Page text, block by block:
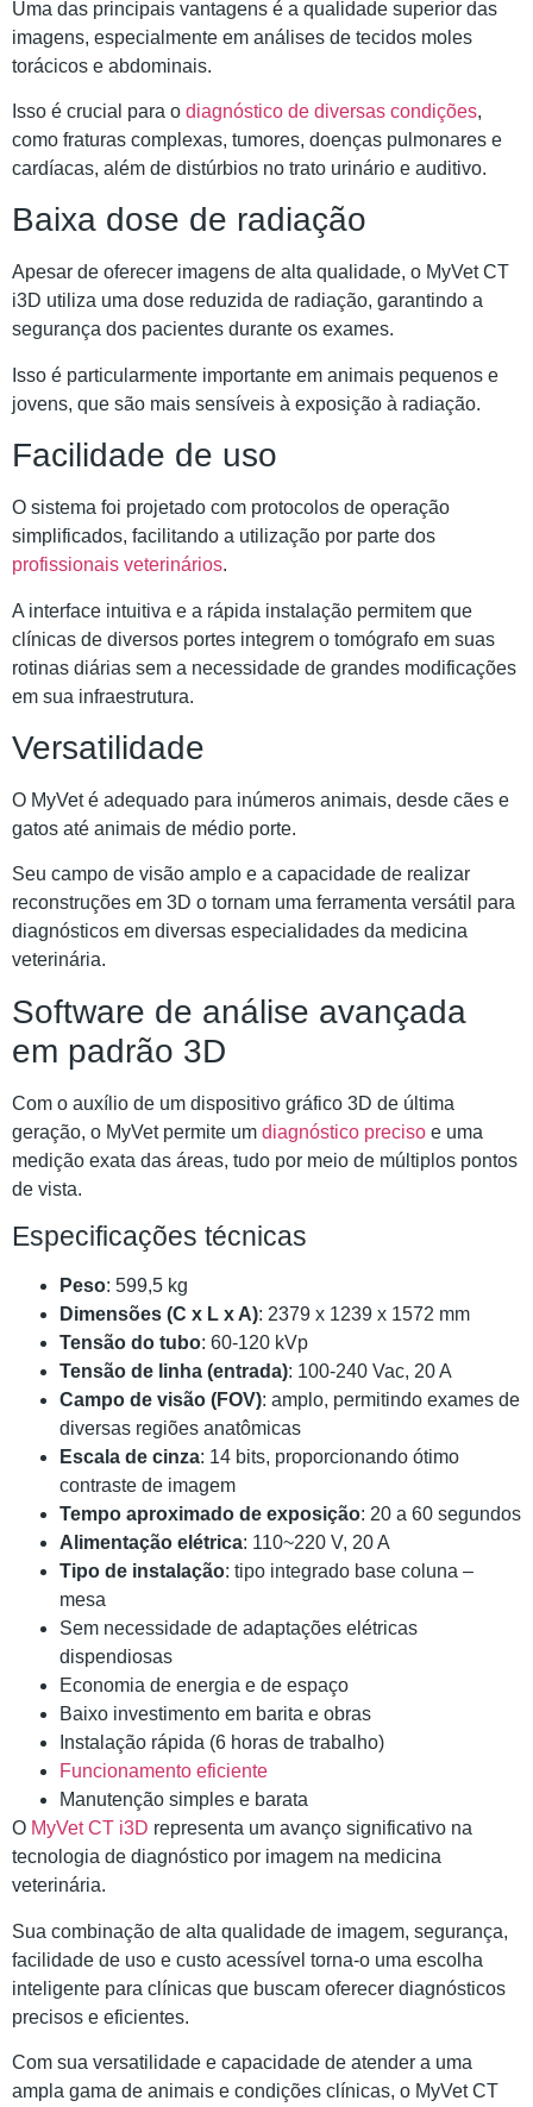
Uma das principais vantagens é a qualidade superior das
imagens, especialmente em análises de tecidos moles
torácicos e abdominais.
Isso é crucial para o diagnóstico de diversas condições,
como fraturas complexas, tumores, doenças pulmonares e
cardíacas, além de distúrbios no trato urinário e auditivo.
Baixa dose de radiação
Apesar de oferecer imagens de alta qualidade, o MyVet CT
i3D utiliza uma dose reduzida de radiação, garantindo a
segurança dos pacientes durante os exames.
Isso é particularmente importante em animais pequenos e
jovens, que são mais sensíveis à exposição à radiação.
Facilidade de uso
O sistema foi projetado com protocolos de operação
simplificados, facilitando a utilização por parte dos
profissionais veterinários.
A interface intuitiva e a rápida instalação permitem que
clínicas de diversos portes integrem o tomógrafo em suas
rotinas diárias sem a necessidade de grandes modificações
em sua infraestrutura.
Versatilidade
O MyVet é adequado para inúmeros animais, desde cães e
gatos até animais de médio porte.
Seu campo de visão amplo e a capacidade de realizar
reconstruções em 3D o tornam uma ferramenta versátil para
diagnósticos em diversas especialidades da medicina
veterinária.
Software de análise avançada
em padrão 3D
Com o auxílio de um dispositivo gráfico 3D de última
geração, o MyVet permite um diagnóstico preciso e uma
medição exata das áreas, tudo por meio de múltiplos pontos
de vista.
Especificações técnicas
Peso: 599,5 kg
Dimensões (C x L x A): 2379 x 1239 x 1572 mm
Tensão do tubo: 60-120 kVp
Tensão de linha (entrada): 100-240 Vac, 20 A
Campo de visão (FOV): amplo, permitindo exames de
diversas regiões anatômicas
Escala de cinza: 14 bits, proporcionando ótimo
contraste de imagem
Tempo aproximado de exposição: 20 a 60 segundos
Alimentação elétrica: 110~220 V, 20 A
Tipo de instalação: tipo integrado base coluna –
mesa
Sem necessidade de adaptações elétricas
dispendiosas
Economia de energia e de espaço
Baixo investimento em barita e obras
Instalação rápida (6 horas de trabalho)
Funcionamento eficiente
Manutenção simples e barata
O MyVet CT i3D representa um avanço significativo na
tecnologia de diagnóstico por imagem na medicina
veterinária.
Sua combinação de alta qualidade de imagem, segurança,
facilidade de uso e custo acessível torna-o uma escolha
inteligente para clínicas que buscam oferecer diagnósticos
precisos e eficientes.
Com sua versatilidade e capacidade de atender a uma
ampla gama de animais e condições clínicas, o MyVet CT